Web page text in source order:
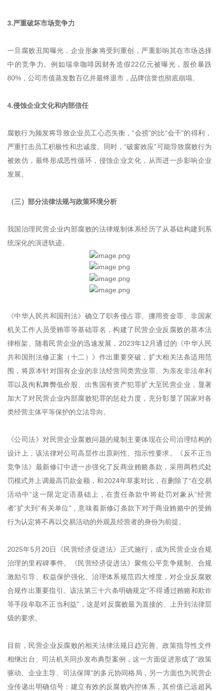
3.严重破坏市场竞争力
一旦腐败丑闻曝光，企业形象将受到重创，严重影响其在市场选择
中的竞争力。例如瑞幸咖啡因财务造假22亿元被曝光，股价暴跌
80%，公司市值蒸发数百亿并最终退市，品牌信誉也彻底崩塌。
4.侵蚀企业文化和内部信任
腐败行为频发将导致企业员工心态失衡，“会捞”的比“会干”的得利，
严重打击员工积极性和忠诚度。同时，“破窗效应”可能导致腐败行为
被效仿，最终形成恶性循环，侵蚀企业文化，从而进一步影响企业
发展。
（三）部分法律法规与政策环境分析
我国治理民营企业内部腐败的法律规制体系经历了从基础构建到系
统深化的演进轨迹。
《中华人民共和国刑法》确立了职务侵占罪、挪用资金罪、非国家
机关工作人员受贿罪等基础罪名，构建了民营企业反腐败的基本法
律框架。随着民营企业的迅速发展，2023年12月通过的《中华人民
共和国刑法修正案（十二）》作出重要突破，扩大相关法条适用范
围，将原本针对国有企业的非法经营同类营业罪、为亲友非法牟利
罪以及徇私舞弊低价股、出售国有资产犯罪扩大至民营企业，显著
加大了对民营企业内部腐败犯罪的惩处力度，充分彰显了国家对各
类经营主体平等保护的立法导向。
《公司法》对民营企业腐败问题的规制主要体现在公司治理结构的
设计上，该法律对公司高层作出原则性、指示性要求。《反不正当
竞争法》最新修订中进一步强化了反商业贿赂条款，采用两档式处
罚模式并上调最高罚款金额，和2024年草案对比，在删除了“在交易
活动中”这一限定定语基础上，在责任条款中将处罚对象从“经营
者”扩大到“有关单位”，意味着新修订条款下对于商业贿赂中的受贿
行为认定将不再以交易活动的外观及经营者的身份为前提。
2025年5月20日《民营经济促进法》正式施行，成为民营企业合规
治理的里程碑事件。《民营经济促进法》聚焦公平竞争规制、合规
激励引导、权益保护强化、治理体系规范四大维度，对企业反腐败
合规作出重要指引。该法第三十六条明确规定“不得通过贿赂和欺诈
等手段牟取不正当利益”，这是对反腐败最为直接的、上升到法律层
级的要求。
目前，民营企业反腐败的相关法律法规日趋完善、政策指导性文件
相继出台、司法机关同步发布典型案例，这一方面促进形成了“政策
驱动、企业主导、司法保障”的多元协同格局，另一方面也为民营企
业传递出明确信号：建立有效的反腐败内控体系，其价值已远超风